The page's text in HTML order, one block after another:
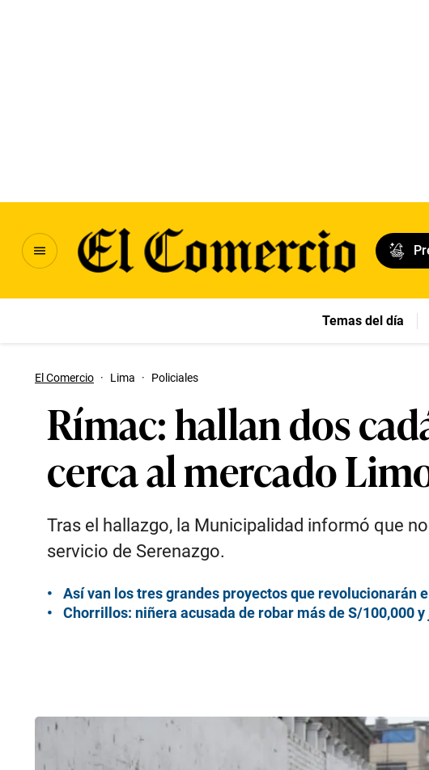
Temas del día
El Comercio · Lima · Policiales
Rímac: hallan dos
cerca al mercado
Tras el hallazgo, la Municipalidad informó que
servicio de Serenazgo.
Así van los tres grandes proyectos que revolucionarán
Chorrillos: niñera acusada de robar más de S/100,000